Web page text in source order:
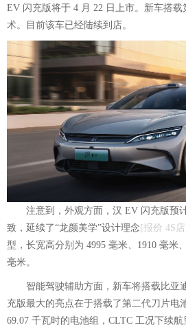
EV 闪充版将于 4 月 22 日上市。新车搭
术。目前该车已经陆续到店。
注意到，外观方面，汉 EV 闪充版预
致，延续了“龙颜美学”设计理念[报价 4S店
型，长宽高分别为 4995 毫米、1910 毫米
毫米。
智能驾驶辅助方面，新车将搭载比亚
充版最大的亮点在于搭载了第二代刀片电
69.07 千瓦时的电池组， CLTC 工况下续航